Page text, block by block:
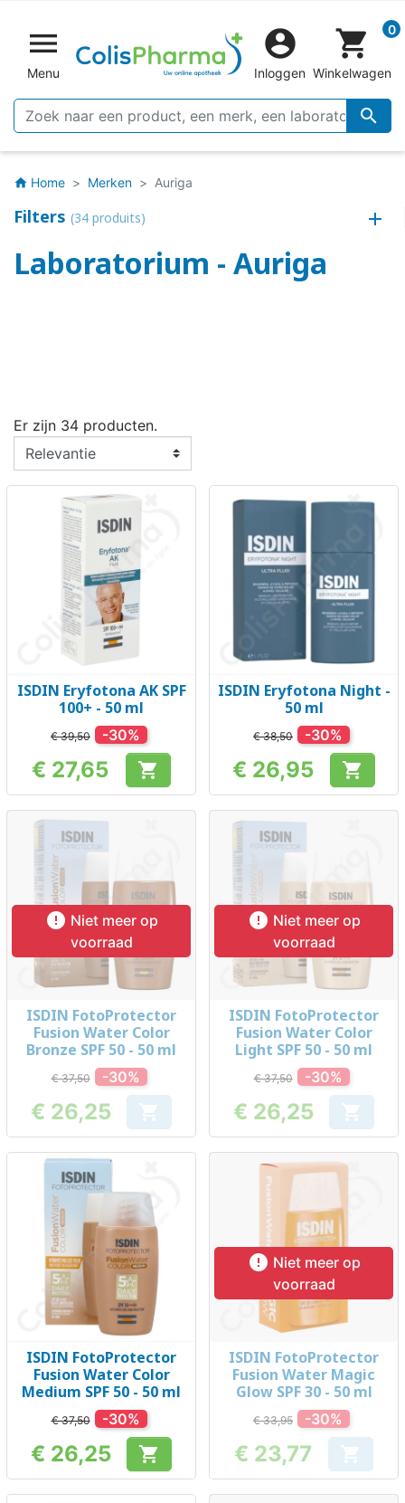

Menu


Inloggen
shopping_cart 0
Winkelwagen
home Home Merken Auriga
Filters (34 produits)
Laboratorium - Auriga
Er zijn 34 producten.
ISDIN Eryfotona AK SPF
100+ - 50 ml
€ 39,50 -30%
Prijs
€ 27,65 
ISDIN Eryfotona Night -
50 ml
€ 38,50 -30%
Prijs
€ 26,95 
 Niet meer op
voorraad
ISDIN FotoProtector
Fusion Water Color
Bronze SPF 50 - 50 ml
€ 37,50 -30%
Prijs
€ 26,25 
 Niet meer op
voorraad
ISDIN FotoProtector
Fusion Water Color
Light SPF 50 - 50 ml
€ 37,50 -30%
Prijs
€ 26,25 
ISDIN FotoProtector
Fusion Water Color
Medium SPF 50 - 50 ml
€ 37,50 -30%
Prijs
€ 26,25 
 Niet meer op
voorraad
ISDIN FotoProtector
Fusion Water Magic
Glow SPF 30 - 50 ml
€ 33,95 -30%
Prijs
€ 23,77 